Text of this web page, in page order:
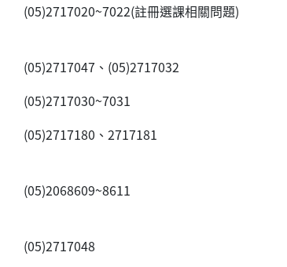
(05)2717020~7022(註冊選課相關問題)
(05)2717047、(05)2717032
(05)2717030~7031
(05)2717180、2717181
(05)2068609~8611
(05)2717048